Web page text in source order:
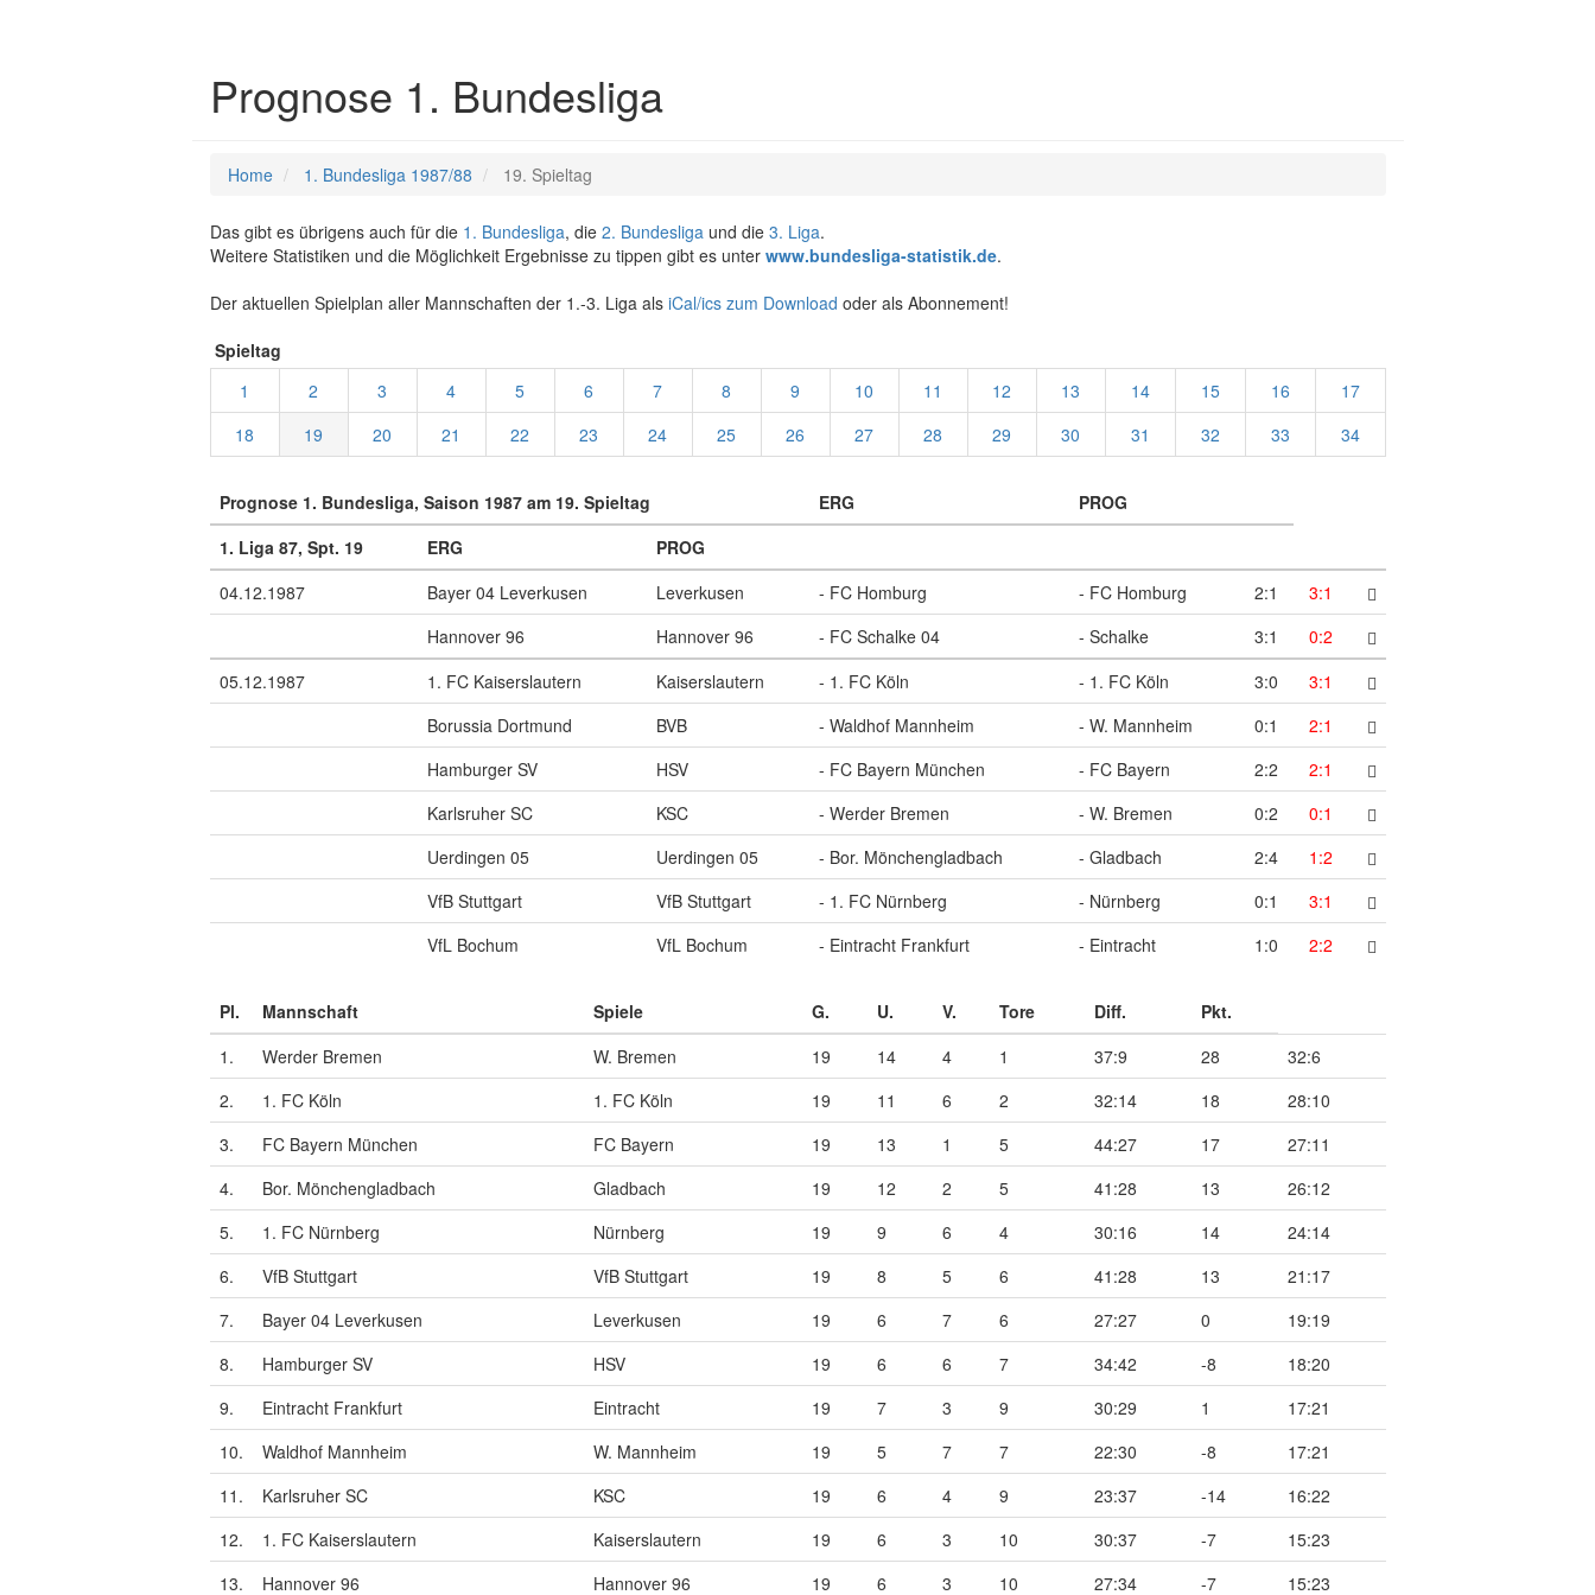
Prognose 1. Bundesliga
Home 1. Bundesliga 1987/88 19. Spieltag
Das gibt es übrigens auch für die 1. Bundesliga, die 2. Bundesligaund die 3. Liga.
Weitere Statistiken und die Möglichkeit Ergebnisse zu tippen gibt es unter www.bundesliga-statistik.de.
Der aktuellen Spielplan aller Mannschaften der 1.-3. Liga als iCal/ics zum Download oder als Abonnement!
Spieltag
1
2 3 4 5 6 7 8 9 10 11 12 13 14 15 16
17
18
19 20 21 22 23 24 25 26 27 28 29 30 31 32 33 34
Prognose 1. Bundesliga, Saison 1987 am 19. Spieltag ERG
PROG
1. Liga 87, Spt. 19
ERG
PROG
04.12.1987
Bayer 04 Leverkusen Leverkusen - FC Homburg - FC Homburg 2:1
3:1
Hannover 96
Hannover 96 - FC Schalke 04 - Schalke 3:1
0:2
05.12.1987
1. FC Kaiserslautern Kaiserslautern - 1. FC Köln - 1. FC Köln 3:0
3:1
Borussia Dortmund
BVB - Waldhof Mannheim - W. Mannheim 0:1
2:1
Hamburger SV
HSV - FC Bayern München - FC Bayern 2:2
2:1
Karlsruher SC
KSC - Werder Bremen - W. Bremen 0:2
0:1
Uerdingen 05
Uerdingen 05 - Bor. Mönchengladbach - Gladbach 2:4
1:2
VfB Stuttgart
VfB Stuttgart - 1. FC Nürnberg - Nürnberg 0:1
3:1
VfL Bochum
VfL Bochum - Eintracht Frankfurt - Eintracht 1:0 2:2
Pl. Mannschaft Spiele G. U. V. Tore Diff.
Pkt.
1.
Werder Bremen W. Bremen 19 14 4 1 37:9 28
32:6
2.
1. FC Köln 1. FC Köln 19 11 6 2 32:14 18
28:10
3.
FC Bayern München FC Bayern 19 13 1 5 44:27 17
27:11
4.
Bor. Mönchengladbach Gladbach 19 12 2 5 41:28 13
26:12
5.
1. FC Nürnberg Nürnberg 19 9 6 4 30:16 14
24:14
6.
VfB Stuttgart VfB Stuttgart 19 8 5 6 41:28 13
21:17
7.
Bayer 04 Leverkusen Leverkusen 19 6 7 6 27:27 0
19:19
8.
Hamburger SV HSV 19 6 6 7 34:42 -8
18:20
9.
Eintracht Frankfurt Eintracht 19 7 3 9 30:29 1
17:21
10.
Waldhof Mannheim W. Mannheim 19 5 7 7 22:30 -8
17:21
11.
Karlsruher SC KSC 19 6 4 9 23:37 -14
16:22
12.
1. FC Kaiserslautern Kaiserslautern 19 6 3 10 30:37 -7
15:23
13.
Hannover 96 Hannover 96 19 6 3 10 27:34 -7 15:23